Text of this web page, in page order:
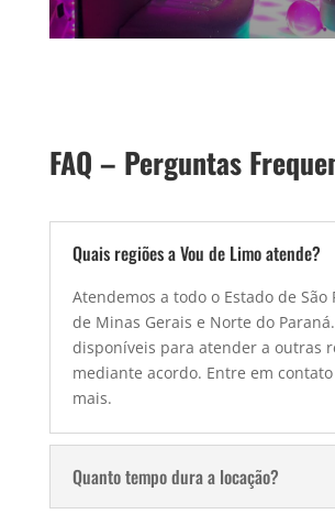
FAQ – Perguntas
Quais regiões a Vou de Limo atende?
Atendemos a todo o Estado de São
de Minas Gerais e Norte do
disponíveis para atender a outras
mediante acordo. Entre em
mais.
Quanto tempo dura a locação?